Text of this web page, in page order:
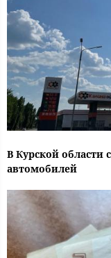
В Курской области
автомобилей